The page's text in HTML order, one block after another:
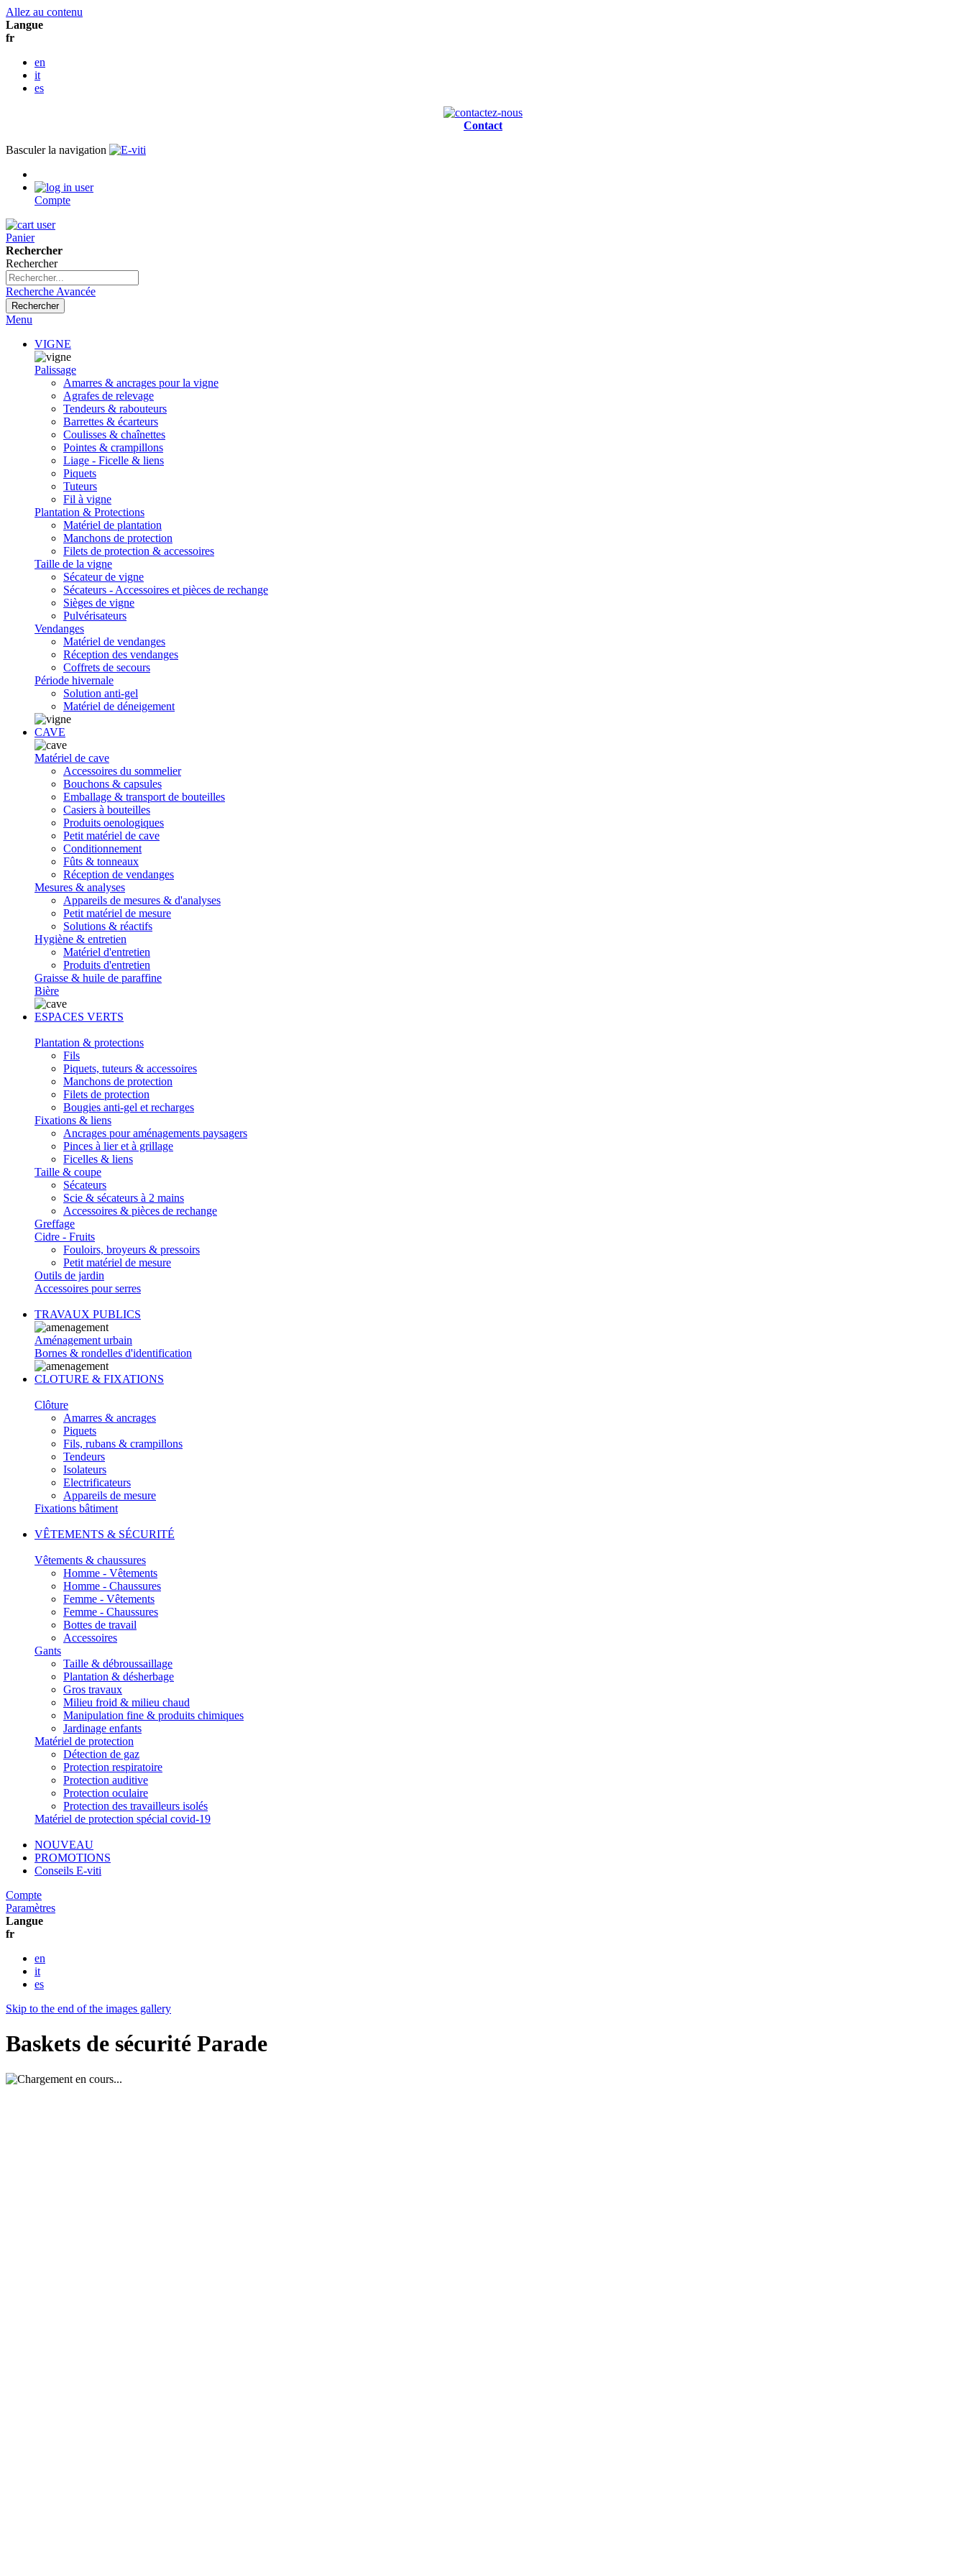
Allez au contenu
Langue
fr
en
it
es
Contact
Basculer la navigation
Compte
Panier
Rechercher
Rechercher
Recherche Avancée
Rechercher
Menu
VIGNE
Palissage
Amarres & ancrages pour la vigne
Agrafes de relevage
Tendeurs & rabouteurs
Barrettes & écarteurs
Coulisses & chaînettes
Pointes & crampillons
Liage - Ficelle & liens
Piquets
Tuteurs
Fil à vigne
Plantation & Protections
Matériel de plantation
Manchons de protection
Filets de protection & accessoires
Taille de la vigne
Sécateur de vigne
Sécateurs - Accessoires et pièces de rechange
Sièges de vigne
Pulvérisateurs
Vendanges
Matériel de vendanges
Réception des vendanges
Coffrets de secours
Période hivernale
Solution anti-gel
Matériel de déneigement
CAVE
Matériel de cave
Accessoires du sommelier
Bouchons & capsules
Emballage & transport de bouteilles
Casiers à bouteilles
Produits oenologiques
Petit matériel de cave
Conditionnement
Fûts & tonneaux
Réception de vendanges
Mesures & analyses
Appareils de mesures & d'analyses
Petit matériel de mesure
Solutions & réactifs
Hygiène & entretien
Matériel d'entretien
Produits d'entretien
Graisse & huile de paraffine
Bière
ESPACES VERTS
Plantation & protections
Fils
Piquets, tuteurs & accessoires
Manchons de protection
Filets de protection
Bougies anti-gel et recharges
Fixations & liens
Ancrages pour aménagements paysagers
Pinces à lier et à grillage
Ficelles & liens
Taille & coupe
Sécateurs
Scie & sécateurs à 2 mains
Accessoires & pièces de rechange
Greffage
Cidre - Fruits
Fouloirs, broyeurs & pressoirs
Petit matériel de mesure
Outils de jardin
Accessoires pour serres
TRAVAUX PUBLICS
Aménagement urbain
Bornes & rondelles d'identification
CLOTURE & FIXATIONS
Clôture
Amarres & ancrages
Piquets
Fils, rubans & crampillons
Tendeurs
Isolateurs
Electrificateurs
Appareils de mesure
Fixations bâtiment
VÊTEMENTS & SÉCURITÉ
Vêtements & chaussures
Homme - Vêtements
Homme - Chaussures
Femme - Vêtements
Femme - Chaussures
Bottes de travail
Accessoires
Gants
Taille & débroussaillage
Plantation & désherbage
Gros travaux
Milieu froid & milieu chaud
Manipulation fine & produits chimiques
Jardinage enfants
Matériel de protection
Détection de gaz
Protection respiratoire
Protection auditive
Protection oculaire
Protection des travailleurs isolés
Matériel de protection spécial covid-19
NOUVEAU
PROMOTIONS
Conseils E-viti
Compte
Paramètres
Langue
fr
en
it
es
Skip to the end of the images gallery
Baskets de sécurité Parade